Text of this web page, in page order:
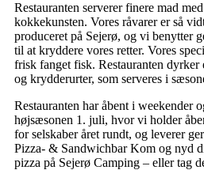
Restauranten serverer finere mad
kokkekunsten. Vores råvarer er så
produceret på Sejerø, og vi benytter
til at kryddere vores retter. Vores
frisk fanget fisk. Restauranten dyrker
og krydderurter, som serveres i
Restauranten har åbent i weekender
højsæsonen 1. juli, hvor vi holder
for selskaber året rundt, og leverer
Pizza- & Sandwichbar Kom og nyd
pizza på Sejerø Camping – eller tag